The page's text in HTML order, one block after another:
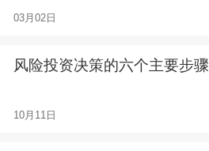
03月02日
风险投资决策的六个主要步骤
10月11日